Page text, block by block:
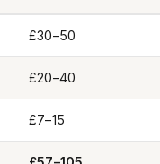
£30–50
£20–40
£7–15